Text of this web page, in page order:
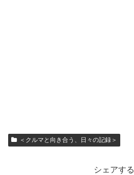
＜クルマと向き合う、日々の記録＞
シェアする